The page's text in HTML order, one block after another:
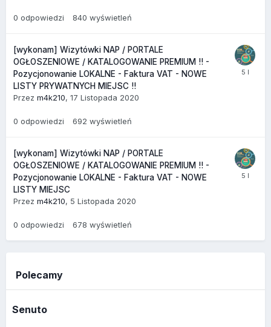
0 odpowiedzi 840 wyświetleń
[wykonam] Wizytówki NAP / PORTALE
OGŁOSZENIOWE / KATALOGOWANIE PREMIUM !! -
Pozycjonowanie LOKALNE - Faktura VAT - NOWE
LISTY PRYWATNYCH MIEJSC !!
Przez m4k210, 17 Listopada 2020
0 odpowiedzi 692 wyświetleń
[wykonam] Wizytówki NAP / PORTALE
OGŁOSZENIOWE / KATALOGOWANIE PREMIUM !! -
Pozycjonowanie LOKALNE - Faktura VAT - NOWE
LISTY MIEJSC
Przez m4k210, 5 Listopada 2020
0 odpowiedzi 678 wyświetleń
Polecamy
Senuto